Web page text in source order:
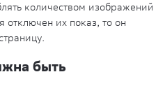
количеством изображений
отключен их показ, то он
быть